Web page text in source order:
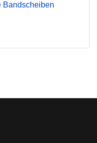
Bandscheiben